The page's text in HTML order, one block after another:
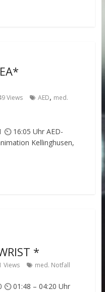
Views AED, med.
⏲ 16:05 Uhr AED-
Kellinghusen,
*
Views med. Notfall
⏲ 01:48 – 04:20 Uhr